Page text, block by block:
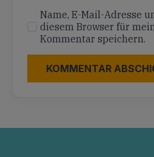
Name, E-Mail-Adresse
diesem Browser für
Kommentar speichern.